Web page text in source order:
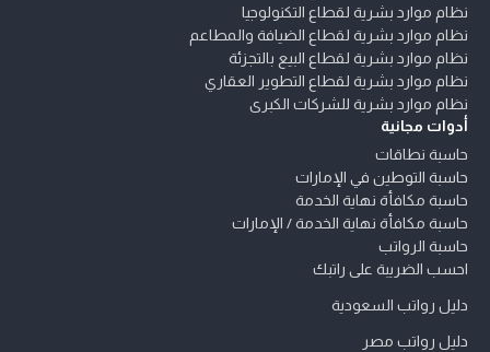
نظام موارد بشرية لقطاع التكنولوجيا
نظام موارد بشرية لقطاع الضيافة والمطاعم
نظام موارد بشرية لقطاع البيع بالتجزئة
نظام موارد بشرية لقطاع التطوير العقاري
نظام موارد بشرية للشركات الكبرى
أدوات مجانية
حاسبة نطاقات
حاسبة التوطين في الإمارات
حاسبة مكافأة نهاية الخدمة
حاسبة مكافأة نهاية الخدمة / الإمارات
حاسبة الرواتب
احسب الضريبة على راتبك
دليل رواتب السعودية
دليل رواتب مصر